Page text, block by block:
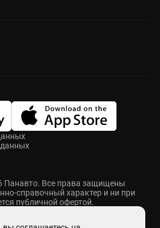
Панавто. Все права защищены
справочный характер и ни при
публичной офертой.
автосалонов в Москве. Мы
обслуживание